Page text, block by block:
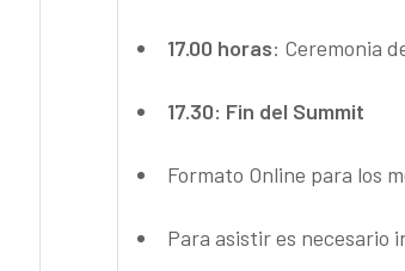
17.00 horas: Ceremonia
17.30: Fin del Summit
Formato Online para los
Para asistir es necesario